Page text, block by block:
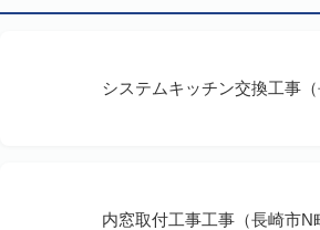
システムキッチン交換工事（
内窓取付工事工事（長崎市N